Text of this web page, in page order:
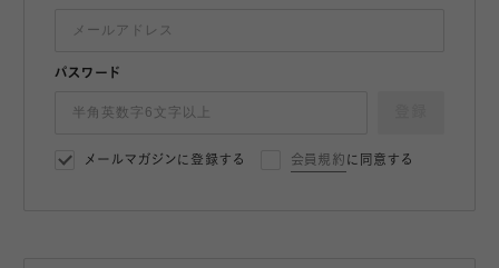
パスワード
メールマガジンに登録する 会員規約 に同意する